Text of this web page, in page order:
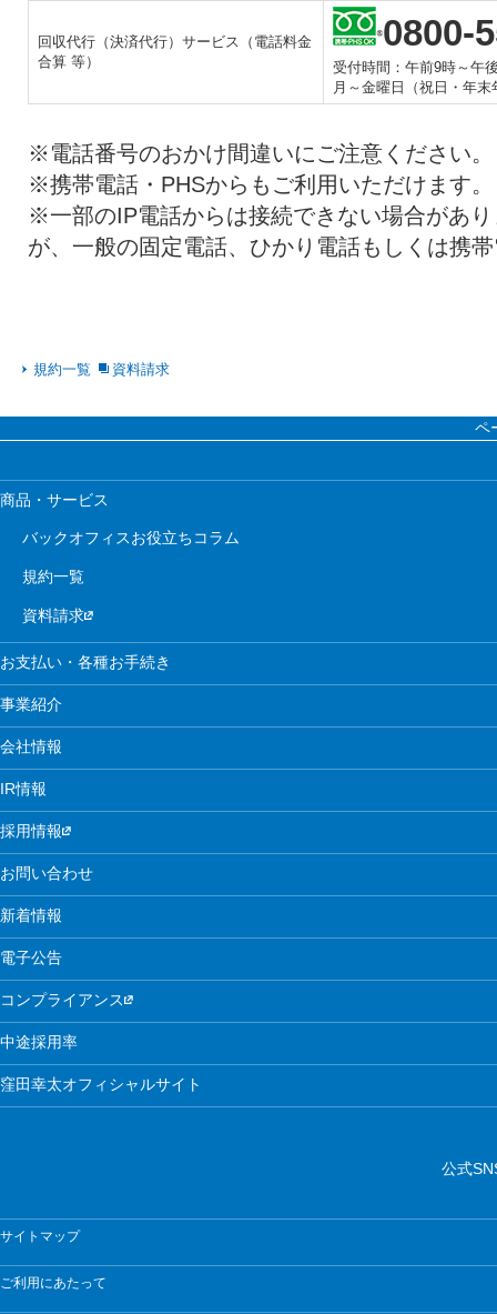
回収代行（決済代行）サービス（電話料金
合算 等）
0800-
受付時間：午前9時～午
月～金曜日（祝日・年
※電話番号のおかけ間違いにご注意ください。
※携帯電話・PHSからもご利用いただけます。
※一部のIP電話からは接続できない場合があ
が、一般の固定電話、ひかり電話もしくは携
規約一覧 資料請求
ペ
商品・サービス
バックオフィスお役立ちコラム
規約一覧
資料請求
お支払い・各種お手続き
事業紹介
会社情報
IR情報
採用情報
お問い合わせ
新着情報
電子公告
コンプライアンス
中途採用率
窪田幸太オフィシャルサイト
公式
サイトマップ
ご利用にあたって